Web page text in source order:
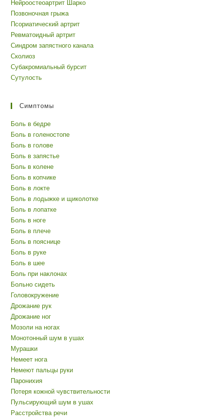
Нейроостеоартрит Шарко
Позвоночная грыжа
Псориатический артрит
Ревматоидный артрит
Синдром запястного канала
Сколиоз
Субакромиальный бурсит
Сутулость
Симптомы
Боль в бедре
Боль в голеностопе
Боль в голове
Боль в запястье
Боль в колене
Боль в копчике
Боль в локте
Боль в лодыжке и щиколотке
Боль в лопатке
Боль в ноге
Боль в плече
Боль в пояснице
Боль в руке
Боль в шее
Боль при наклонах
Больно сидеть
Головокружение
Дрожание рук
Дрожание ног
Мозоли на ногах
Монотонный шум в ушах
Мурашки
Немеет нога
Немеют пальцы руки
Паронихия
Потеря кожной чувствительности
Пульсирующий шум в ушах
Расстройства речи